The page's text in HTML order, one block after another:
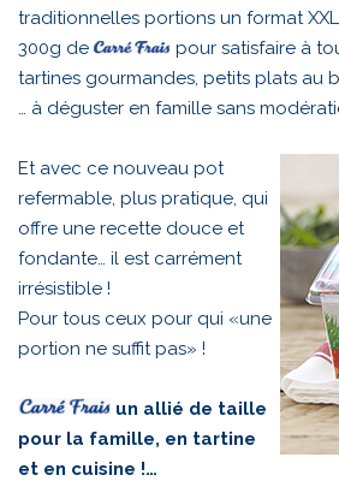
traditionnelles portions un format
300g de
pour satisfaire à
tartines gourmandes, petits plats au
… à déguster en famille sans
Et avec ce nouveau pot
refermable, plus pratique, qui
offre une recette douce et
fondante… il est carrément
irrésistible !
Pour tous ceux pour qui «une
portion ne suffit pas» !
un allié de taille
pour la famille, en tartine
et en cuisine !…